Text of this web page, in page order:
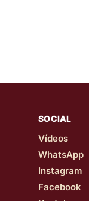
SOCIAL
Vídeos
WhatsApp
Instagram
Facebook